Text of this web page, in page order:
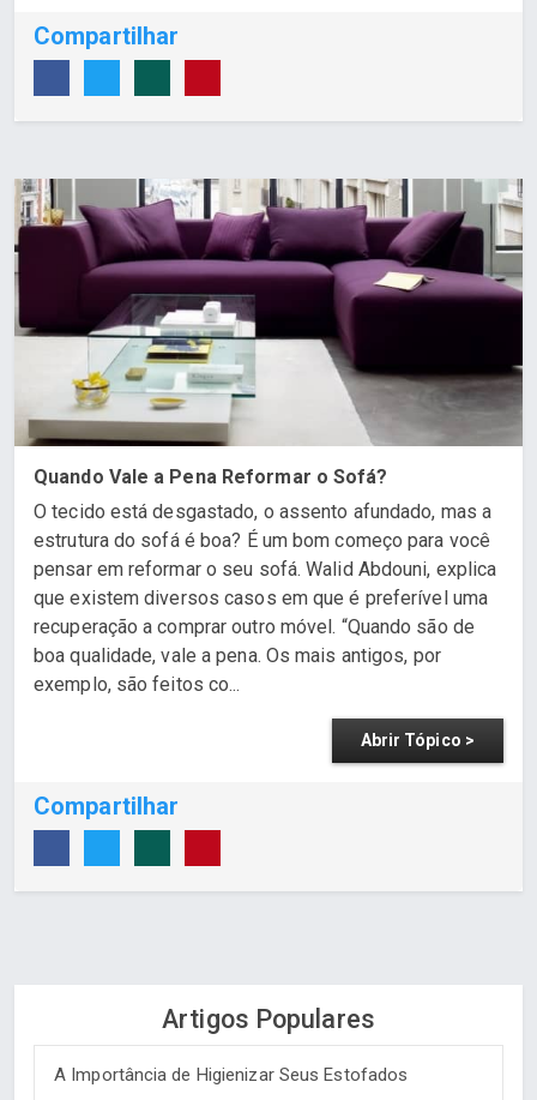
Compartilhar
Quando Vale a Pena Reformar o Sofá?
O tecido está desgastado, o assento afundado, mas a
estrutura do sofá é boa? É um bom começo para você
pensar em reformar o seu sofá. Walid Abdouni, explica
que existem diversos casos em que é preferível uma
recuperação a comprar outro móvel. “Quando são de
boa qualidade, vale a pena. Os mais antigos, por
exemplo, são feitos co...
Abrir Tópico >
Compartilhar
Artigos Populares
A Importância de Higienizar Seus Estofados